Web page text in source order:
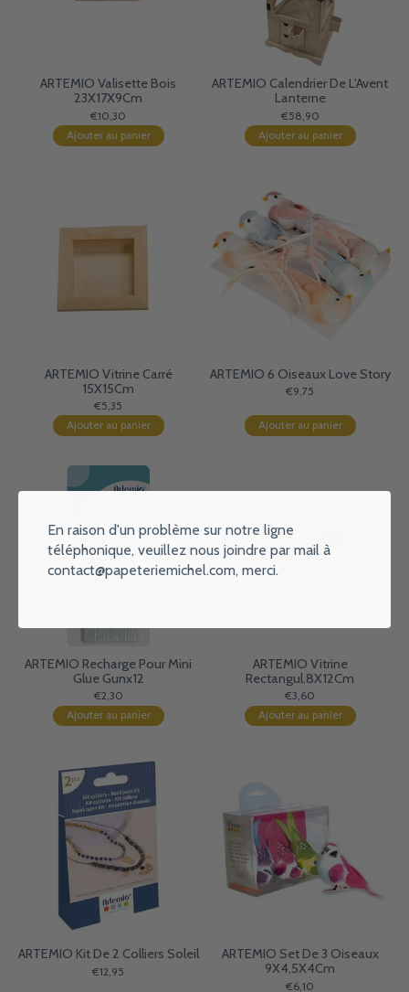
ARTEMIO Valisette Bois
23X17X9Cm
€10,30
Ajouter au panier
ARTEMIO Calendrier De L'Avent
Lanterne
€58,90
Ajouter au panier
ARTEMIO Vitrine Carré
15X15Cm
€5,35
Ajouter au panier
ARTEMIO 6 Oiseaux Love Story
€9,75
Ajouter au panier
ARTEMIO Recharge Pour Mini
Glue Gunx12
€2,30
Ajouter au panier
ARTEMIO Vitrine
Rectangul.8X12Cm
€3,60
Ajouter au panier
ARTEMIO Kit De 2 Colliers Soleil
€12,95
ARTEMIO Set De 3 Oiseaux
9X4,5X4Cm
€6,10
En raison d'un problème sur notre ligne
téléphonique, veuillez nous joindre par mail à
contact@papeteriemichel.com, merci.